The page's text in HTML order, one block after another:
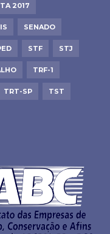
2017
SENADO
STF STJ
TRF-1
TRT-SP TST